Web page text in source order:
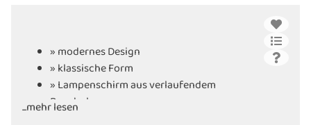
» modernes Design
» klassische Form
» Lampenschirm aus verlaufendem
Rauchglas
...mehr lesen